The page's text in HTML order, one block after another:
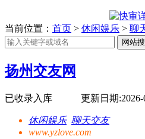
当前位置： 首页 > 休闲娱乐 > 聊
网站
扬州交友网
已收录入库 更新日期:2026-
休闲娱乐 聊天交友
www.yzlove.com